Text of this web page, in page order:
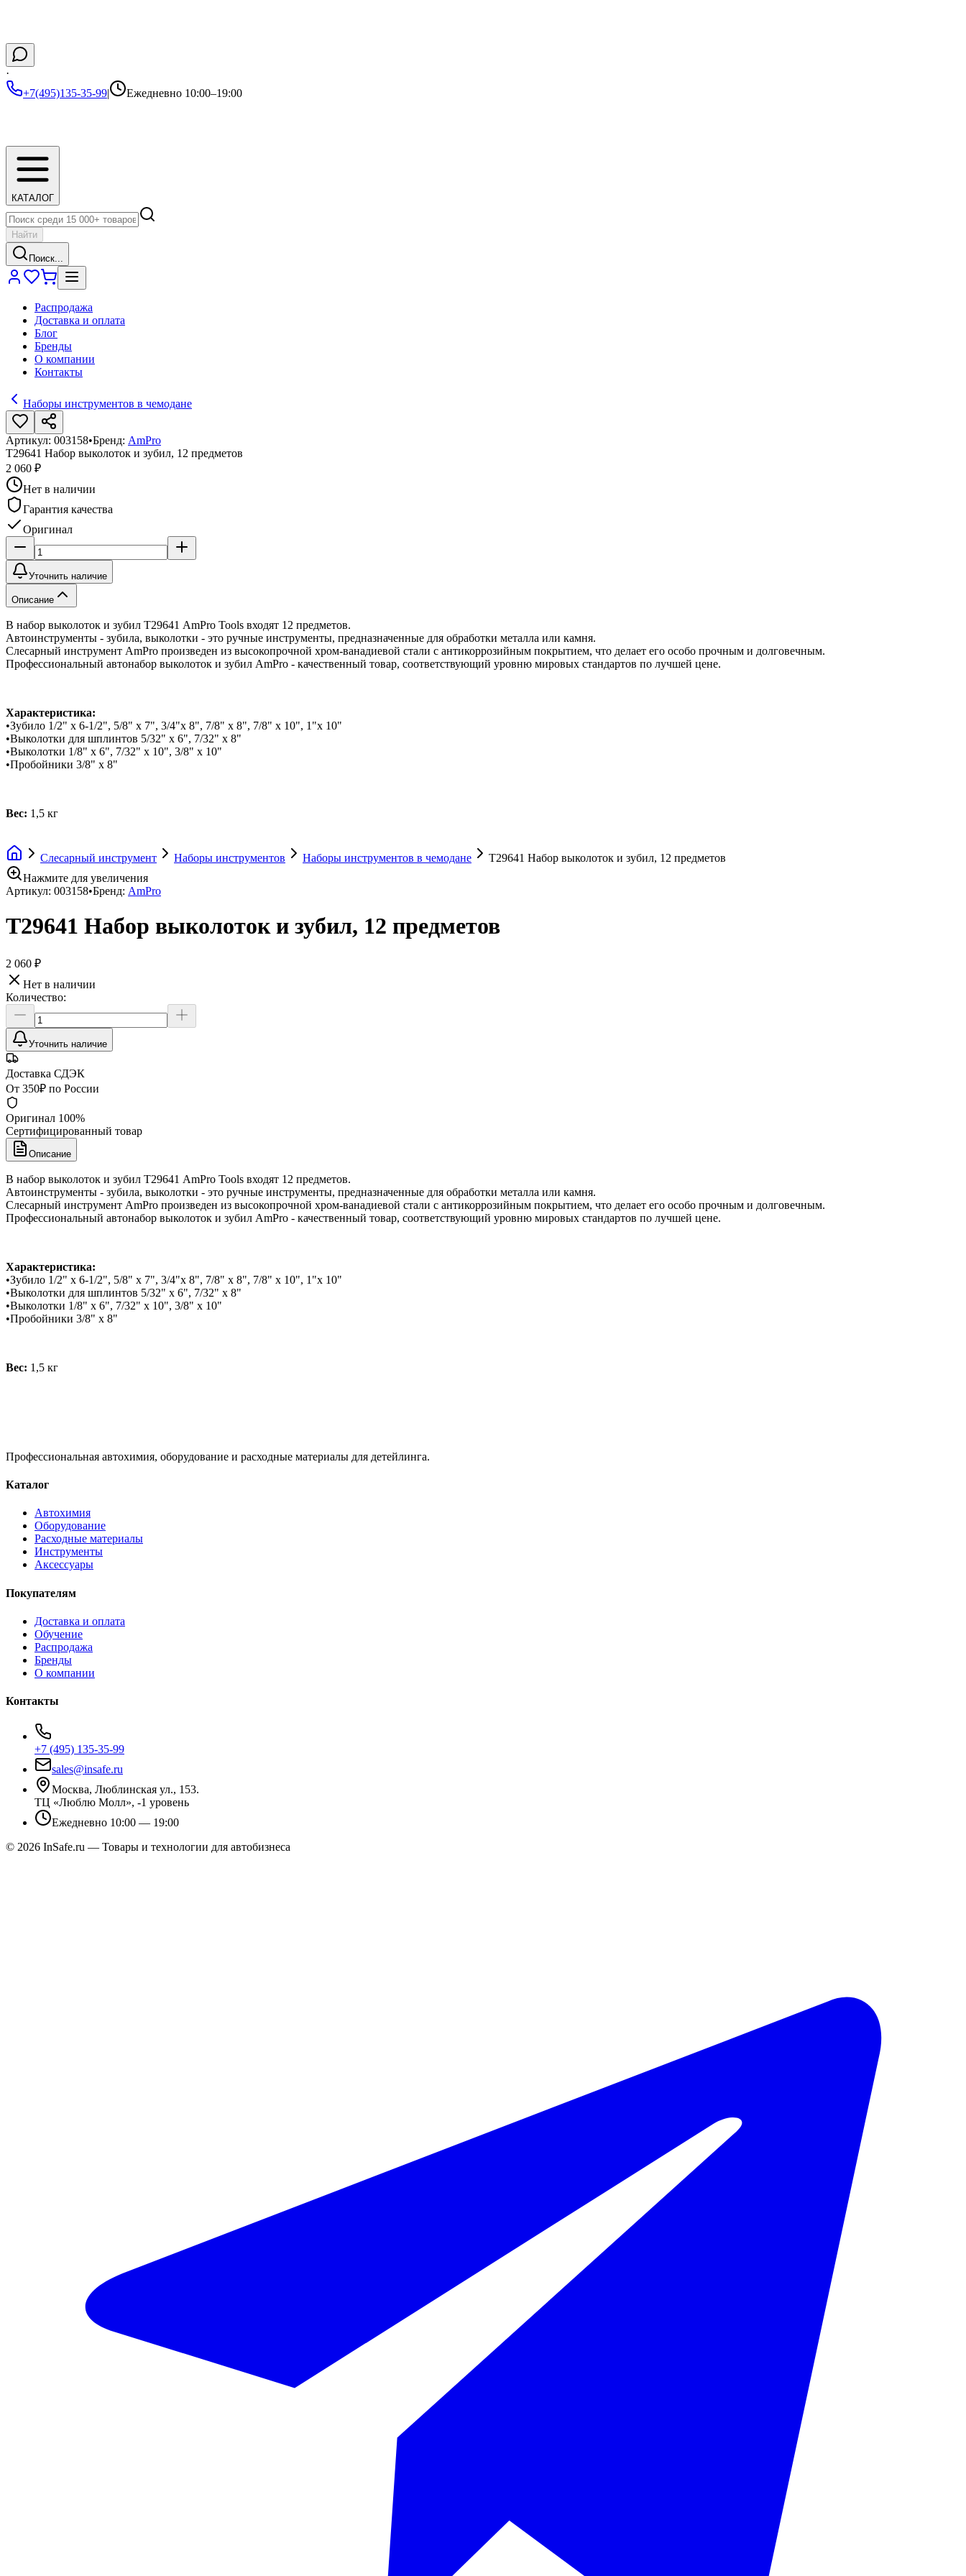
·
+7(495)135-35-99| Ежедневно 10:00–19:00
КАТАЛОГ
Найти
Поиск...
Распродажа
Доставка и оплата
Блог
Бренды
О компании
Контакты
Наборы инструментов в чемодане
Артикул: 003158•Бренд: AmPro
T29641 Набор выколоток и зубил, 12 предметов
2 060 ₽
Нет в наличии
Гарантия качества
Оригинал
Уточнить наличие
Описание
В набор выколоток и зубил Т29641 AmPro Tools входят 12 предметов.
Автоинструменты - зубила, выколотки - это ручные инструменты, предназначенные для обработки металла или камня.
Слесарный инструмент AmPro произведен из высокопрочной хром-ванадиевой стали с антикоррозийным покрытием, что делает его особо прочным и долговечным.
Профессиональный автонабор выколоток и зубил AmPro - качественный товар, соответствующий уровню мировых стандартов по лучшей цене.
Характеристика:
•Зубило 1/2" х 6-1/2", 5/8" х 7", 3/4"х 8", 7/8" х 8", 7/8" х 10", 1"х 10"
•Выколотки для шплинтов 5/32" х 6", 7/32" х 8"
•Выколотки 1/8" х 6", 7/32" х 10", 3/8" х 10"
•Пробойники 3/8" х 8"
Вес: 1,5 кг
Слесарный инструмент Наборы инструментов Наборы инструментов в чемодане
T29641 Набор выколоток и зубил, 12 предметов
Нажмите для увеличения
Артикул: 003158•Бренд: AmPro
T29641 Набор выколоток и зубил, 12 предметов
2 060 ₽
Нет в наличии
Количество:
Уточнить наличие
Доставка СДЭК
От 350₽ по России
Оригинал 100%
Сертифицированный товар
Описание
В набор выколоток и зубил Т29641 AmPro Tools входят 12 предметов.
Автоинструменты - зубила, выколотки - это ручные инструменты, предназначенные для обработки металла или камня.
Слесарный инструмент AmPro произведен из высокопрочной хром-ванадиевой стали с антикоррозийным покрытием, что делает его особо прочным и долговечным.
Профессиональный автонабор выколоток и зубил AmPro - качественный товар, соответствующий уровню мировых стандартов по лучшей цене.
Характеристика:
•Зубило 1/2" х 6-1/2", 5/8" х 7", 3/4"х 8", 7/8" х 8", 7/8" х 10", 1"х 10"
•Выколотки для шплинтов 5/32" х 6", 7/32" х 8"
•Выколотки 1/8" х 6", 7/32" х 10", 3/8" х 10"
•Пробойники 3/8" х 8"
Вес: 1,5 кг
Профессиональная автохимия, оборудование и расходные материалы для детейлинга.
Каталог
Автохимия
Оборудование
Расходные материалы
Инструменты
Аксессуары
Покупателям
Доставка и оплата
Обучение
Распродажа
Бренды
О компании
Контакты
+7 (495) 135-35-99
sales@insafe.ru
Москва, Люблинская ул., 153.
ТЦ «Люблю Молл», -1 уровень
Ежедневно 10:00 — 19:00
© 2026 InSafe.ru — Товары и технологии для автобизнеса